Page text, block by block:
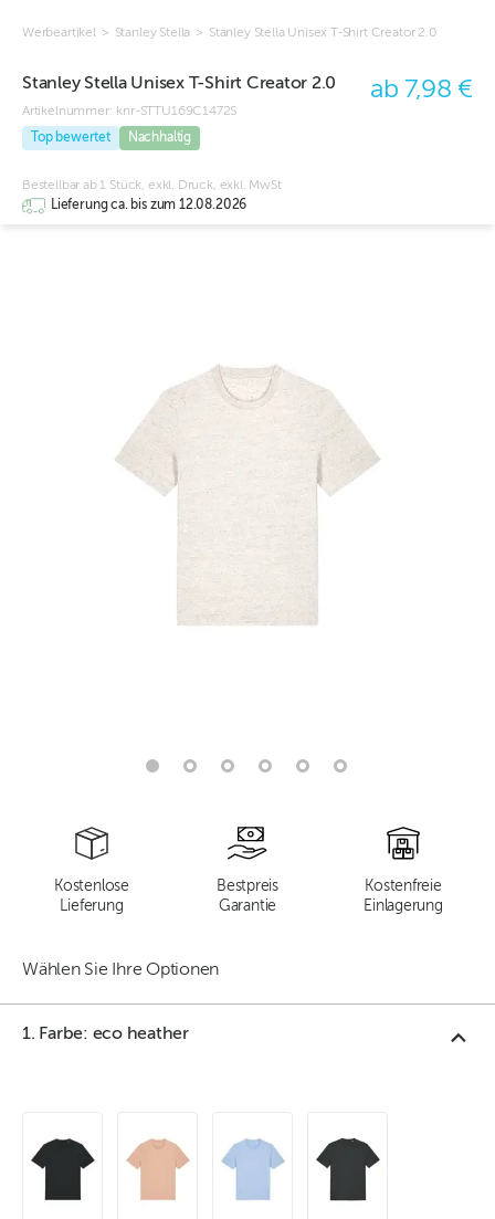
Werbeartikel > Stanley Stella > Stanley Stella Unisex T-Shirt Creator 2.0
Stanley Stella Unisex T-Shirt Creator 2.0
Artikelnummer: knr-STTU169C1472S
Top bewertet
Nachhaltig
ab 7,98 €
Bestellbar ab 1 Stück, exkl. Druck, exkl. MwSt
Lieferung ca. bis zum 12.08.2026
Kostenlose
Lieferung
Bestpreis
Garantie
Kostenfreie
Einlagerung
Wählen Sie Ihre Optionen
1. Farbe: eco heather